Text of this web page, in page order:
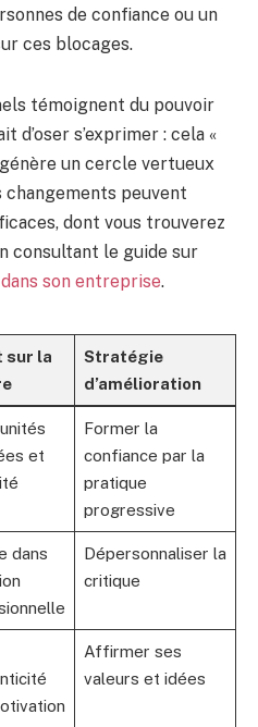
de confiance ou un
ces blocages.
témoignent du pouvoir
d’oser s’exprimer : cela «
un cercle vertueux
changements peuvent
dont vous trouverez
consultant le guide sur
son entreprise.
sur la
Stratégie
d’amélioration
et
Former la
confiance par la
pratique
progressive
dans
Dépersonnaliser la
critique
Affirmer ses
valeurs et idées